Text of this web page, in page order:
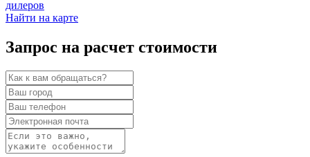
дилеров
Найти на карте
Запрос на расчет стоимости